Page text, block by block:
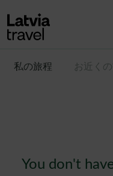
私の旅程 お近く
You don't